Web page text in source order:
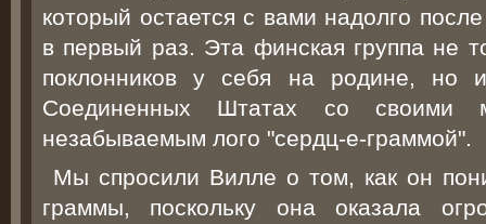
который остается с вами надолго
в первый раз. Эта финская группа не
поклонников у себя на родине, но
Соединенных Штатах со своими
незабываемым лого "сердц-е-граммой".
Мы спросили Вилле о том, как он
граммы, поскольку она оказала